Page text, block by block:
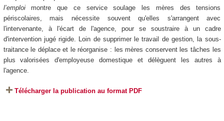
l’emploimontre que ce service soulage les mères des tensions
périscolaires, mais nécessite souvent qu'elles s'arrangent avec
l'intervenante, à l'écart de l'agence, pour se soustraire à un cadre
d'intervention jugé rigide. Loin de supprimer le travail de gestion, la sous-
traitance le déplace et le réorganise : les mères conservent les tâches les
plus valorisées d'employeuse domestique et délèguent les autres à
l'agence.
Télécharger la publication au format PDF